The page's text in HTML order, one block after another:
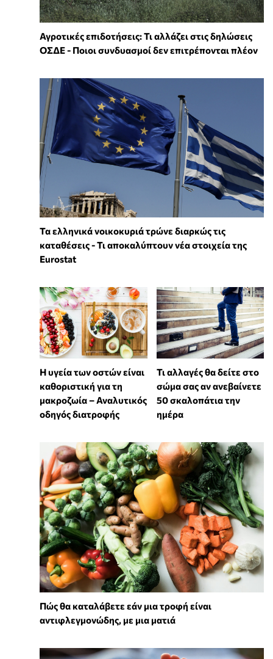
Αγροτικές επιδοτήσεις: Τι αλλάζει στις δηλώσεις
ΟΣΔΕ - Ποιοι συνδυασμοί δεν επιτρέπονται πλέον
Τα ελληνικά νοικοκυριά τρώνε διαρκώς τις
καταθέσεις - Τι αποκαλύπτουν νέα στοιχεία της
Eurostat
Η υγεία των οστών είναι
καθοριστική για τη
μακροζωία – Αναλυτικός
οδηγός διατροφής
Τι αλλαγές θα δείτε στο
σώμα σας αν ανεβαίνετε
50 σκαλοπάτια την
ημέρα
Πώς θα καταλάβετε εάν μια τροφή είναι
αντιφλεγμονώδης, με μια ματιά